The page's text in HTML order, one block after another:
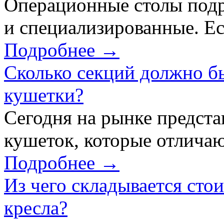
Операционные столы
и специализированные.
Подробнее →
Сколько секций должно
кушетки?
Сегодня на рынке
кушеток, которые
Подробнее →
Из чего складывается
кресла?